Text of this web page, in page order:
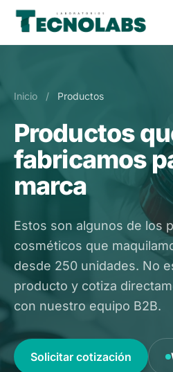
Inicio / Productos
Productos
fabricamos
marca
Estos son algunos de los
cosméticos que
desde 250 unidades. No
producto y cotiza
con nuestro equipo B2B.
Solicitar cotización